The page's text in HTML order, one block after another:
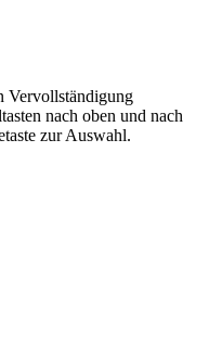
Vervollständigung
nach oben und nach
zur Auswahl.